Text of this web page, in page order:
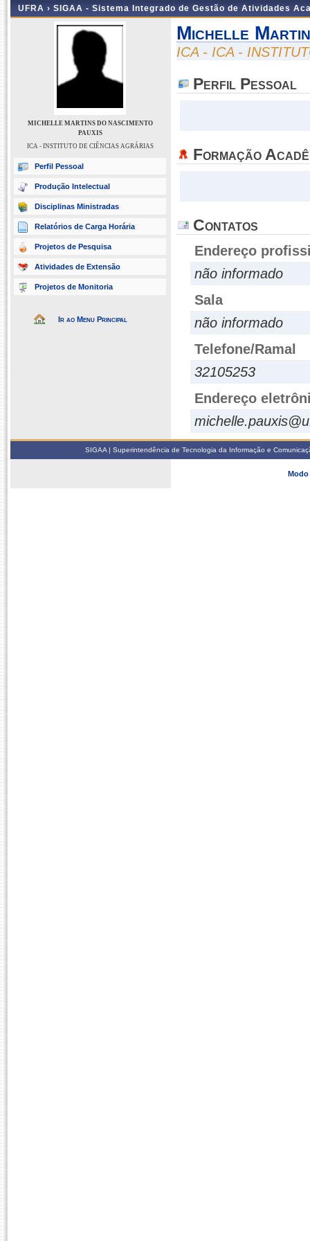
UFRA › SIGAA - Sistema Integrado de Gestão de Atividades
MICHELLE MARTINS DO NASCIMENTO
PAUXIS
ICA - INSTITUTO DE CIÊNCIAS AGRÁRIAS
Perfil Pessoal
Produção Intelectual
Disciplinas Ministradas
Relatórios de Carga Horária
Projetos de Pesquisa
Atividades de Extensão
Projetos de Monitoria
Ir ao Menu Principal
Michelle
ICA - ICA -
Perfil Pessoal
Formação
Contatos
Endereço
não informado
Sala
não informado
Telefone/Ramal
32105253
Endereço
SIGAA | Superintendência de Tecnologia da Informação e
Modo